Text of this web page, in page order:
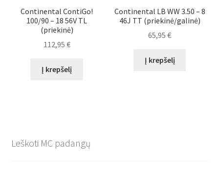
Continental ContiGo!
100/90 – 18 56V TL
(priekinė)
112,95 €
Į krepšelį
Continental LB WW 3.50 – 8
46J TT (priekinė/galinė)
65,95€
Į krepšelį
Leškoti MC padangų